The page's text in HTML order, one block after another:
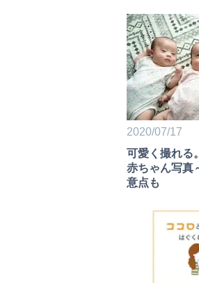
2020/07/17
可愛く撮れる
赤ちゃん写真
意点も